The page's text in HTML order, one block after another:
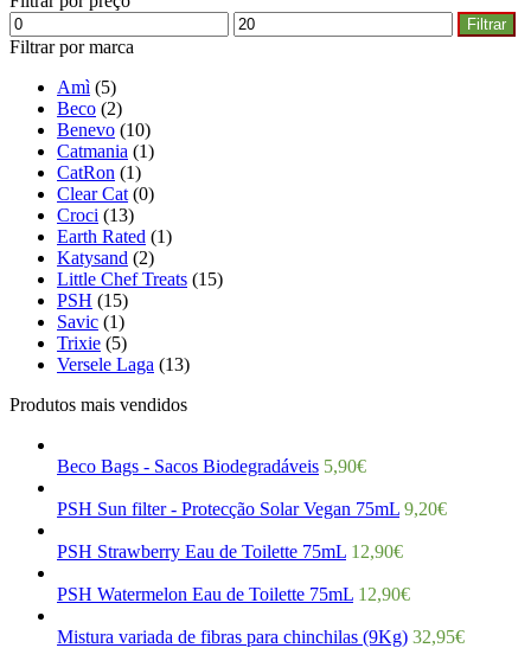
Filtrar
Filtrar por marca
Amì (5)
Beco (2)
Benevo (10)
Catmania (1)
CatRon (1)
Clear Cat (0)
Croci (13)
Earth Rated (1)
Katysand (2)
Little Chef Treats (15)
PSH (15)
Savic (1)
Trixie (5)
Versele Laga (13)
Produtos mais vendidos
Beco Bags - Sacos Biodegradáveis 5,90€
PSH Sun filter - Protecção Solar Vegan 75mL 9,20€
PSH Strawberry Eau de Toilette 75mL 12,90€
PSH Watermelon Eau de Toilette 75mL 12,90€
Mistura variada de fibras para chinchilas (9Kg) 32,95€